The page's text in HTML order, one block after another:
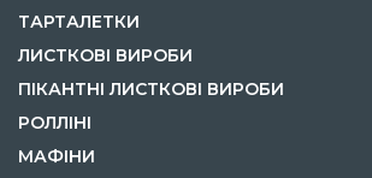
ТАРТАЛЕТКИ
ЛИСТКОВІ ВИРОБИ
ПІКАНТНІ ЛИСТКОВІ ВИРОБИ
РОЛЛІНІ
МАФІНИ